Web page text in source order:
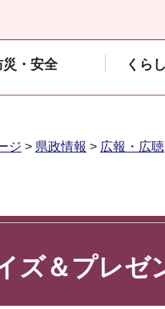
災・安全 くら
ジ > 県政情報 > 広報・広聴
ズ＆プレゼ